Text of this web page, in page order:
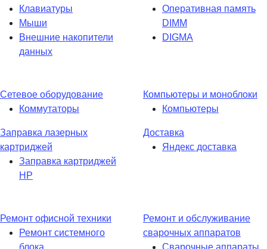
Клавиатуры
Мыши
Внешние накопители
данных
Оперативная память
DIMM
DIGMA
Сетевое оборудование
Коммутаторы
Компьютеры и моноблоки
Компьютеры
Заправка лазерных
картриджей
Заправка картриджей
HP
Доставка
Яндекс доставка
Ремонт офисной техники
Ремонт системного
блока
Ремонт и обслуживание
сварочных аппаратов
Сварочные аппараты